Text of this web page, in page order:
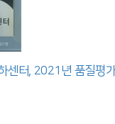
센터, 2021년 품질평